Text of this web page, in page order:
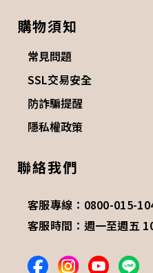
購物須知
常見問題
SSL交易安全
防詐騙提醒
隱私權政策
聯絡我們
客服專線：0800-015-
客服時間：週一至週五